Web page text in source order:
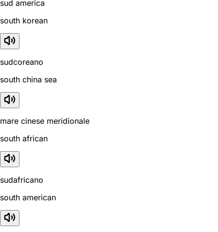
sud america
south korean
sudcoreano
south china sea
mare cinese meridionale
south african
sudafricano
south american